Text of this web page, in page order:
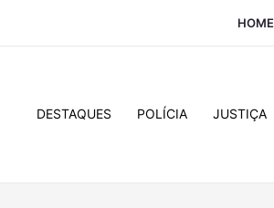
HOME
DESTAQUES POLÍCIA JUSTIÇA